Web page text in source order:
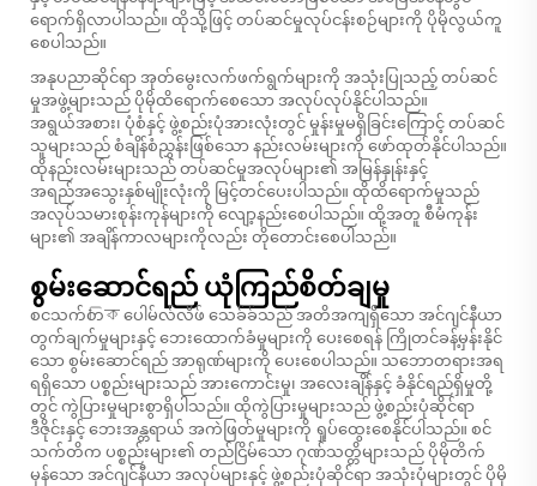
ရောက်ရှိလာပါသည်။ ထိုသို့ဖြင့် တပ်ဆင်မှုလုပ်ငန်းစဉ်များကို ပိုမိုလွယ်ကူ
စေပါသည်။
အနုပညာဆိုင်ရာ အုတ်မွေးလက်ဖက်ရွက်များကို အသုံးပြုသည့် တပ်ဆင်
မှုအဖွဲ့များသည် ပိုမိုထိရောက်စေသော အလုပ်လုပ်နိုင်ပါသည်။
အရွယ်အစား၊ ပုံစံနှင့် ဖွဲ့စည်းပုံအားလုံးတွင် မှုန်းမှုမရှိခြင်းကြောင့် တပ်ဆင်
သူများသည် စံချိန်စံညွှန်းဖြစ်သော နည်းလမ်းများကို ဖော်ထုတ်နိုင်ပါသည်။
ထိုနည်းလမ်းများသည် တပ်ဆင်မှုအလုပ်များ၏ အမြန်နှုန်းနှင့်
အရည်အသွေးနှစ်မျိုးလုံးကို မြင့်တင်ပေးပါသည်။ ထိုထိရောက်မှုသည်
အလုပ်သမားစုန်းကုန်များကို လျော့နည်းစေပါသည်။ ထို့အတူ စီမံကုန်း
များ၏ အချိန်ကာလများကိုလည်း တိုတောင်းစေပါသည်။
စွမ်းဆောင်ရည် ယုံကြည်စိတ်ချမှု
စငသက်တিক ပေါမ်လ်လီဖ် သေခ်ခ်သည် အတိအကျရှိသော အင်ဂျင်နီယာ
တွက်ချက်မှုများနှင့် ဘေးထောက်ခံမှုများကို ပေးစေရန် ကြိုတင်ခန့်မှန်းနိုင်
သော စွမ်းဆောင်ရည် အာရုဏ်များကို ပေးစေပါသည်။ သဘောတရားအရ
ရရှိသော ပစ္စည်းများသည် အားကောင်းမှု၊ အလေးချိန်နှင့် ခံနိုင်ရည်ရှိမှုတို့
တွင် ကွဲပြားမှုများစွာရှိပါသည်။ ထိုကွဲပြားမှုများသည် ဖွဲ့စည်းပုံဆိုင်ရာ
ဒီဇိုင်းနှင့် ဘေးအန္တရာယ် အကဲဖြတ်မှုများကို ရှုပ်ထွေးစေနိုင်ပါသည်။ စင်
သက်တိက ပစ္စည်းများ၏ တည်ငြိမ်သော ဂုဏ်သတ္တိများသည် ပိုမိုတိက်
မှန်သော အင်ဂျင်နီယာ အလုပ်များနှင့် ဖွဲ့စည်းပုံဆိုင်ရာ အသုံးပုံများတွင် ပိုမို